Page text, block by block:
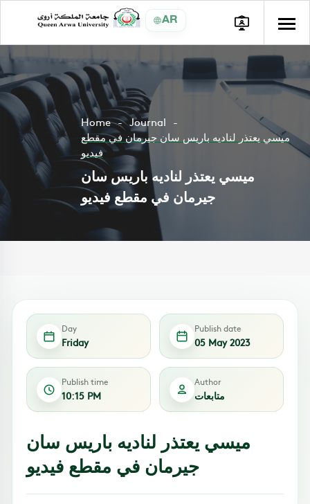
AR
Home
Journal
ميسي يعتذر لناديه باريس سان جيرمان في مقطع
فيديو
ميسي يعتذر لناديه باريس سان
جيرمان في مقطع فيديو
Day
Friday
Publish date
05 May 2023
Publish time
10:15 PM
Author
متابعات
ميسي يعتذر لناديه باريس سان
جيرمان في مقطع فيديو